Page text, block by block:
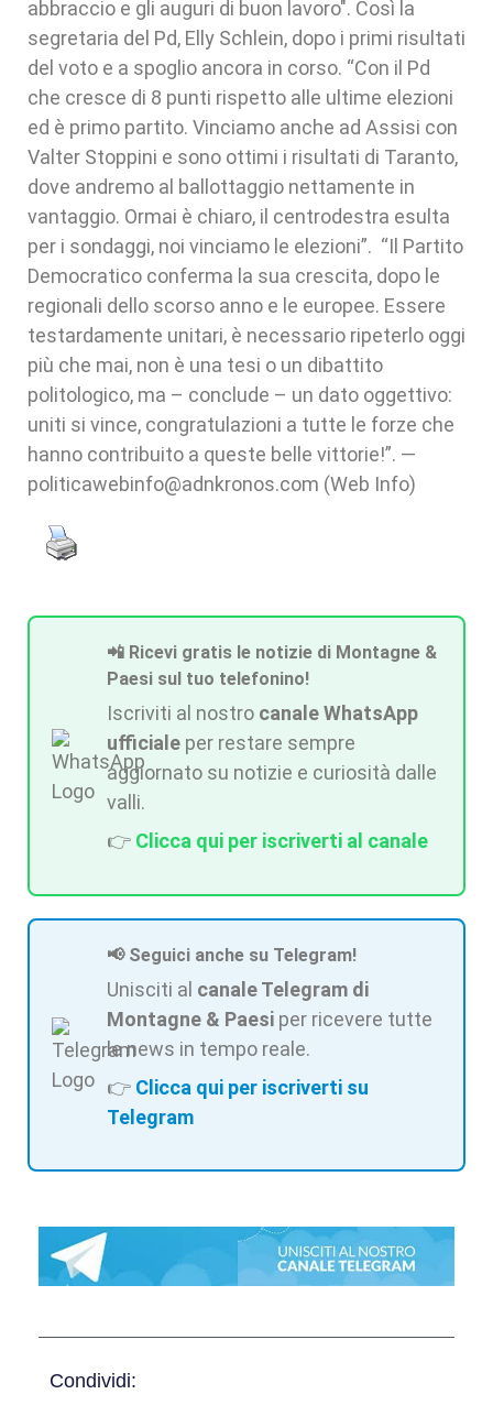
abbraccio e gli auguri di buon lavoro". Così la
segretaria del Pd, Elly Schlein, dopo i primi risultati
del voto e a spoglio ancora in corso. “Con il Pd
che cresce di 8 punti rispetto alle ultime elezioni
ed è primo partito. Vinciamo anche ad Assisi con
Valter Stoppini e sono ottimi i risultati di Taranto,
dove andremo al ballottaggio nettamente in
vantaggio. Ormai è chiaro, il centrodestra esulta
per i sondaggi, noi vinciamo le elezioni”. “Il Partito
Democratico conferma la sua crescita, dopo le
regionali dello scorso anno e le europee. Essere
testardamente unitari, è necessario ripeterlo oggi
più che mai, non è una tesi o un dibattito
politologico, ma – conclude – un dato oggettivo:
uniti si vince, congratulazioni a tutte le forze che
hanno contribuito a queste belle vittorie!”. —
politicawebinfo@adnkronos.com (Web Info)
📲 Ricevi gratis le notizie di Montagne &
Paesi sul tuo telefonino!
Iscriviti al nostro canale WhatsApp
ufficiale per restare sempre
aggiornato su notizie e curiosità dalle
valli.
👉 Clicca qui per iscriverti al canale
📢 Seguici anche su Telegram!
Unisciti al canale Telegram di
Montagne & Paesi per ricevere tutte
le news in tempo reale.
👉 Clicca qui per iscriverti su
Telegram
Condividi: